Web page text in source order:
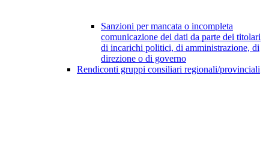
Sanzioni per mancata o incompleta
comunicazione dei dati da parte dei titolari
di incarichi politici, di amministrazione, di
direzione o di governo
Rendiconti gruppi consiliari regionali/provinciali